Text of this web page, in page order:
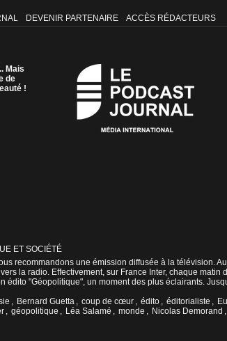
DEVENIR PARTENAIRE ACCÈS RÉDACTEURS
Mais
de
!
ET SOCIÉTÉ
recommandons une émission diffusée à la télévision.
la radio. Effectivement, sur France Inter, chaque matin
édito "Géopolitique", un moment des plus éclairants.
, Bernard Guetta , coup de cœur , édito , éditorialiste ,
, géopolitique , Léa Salamé , monde , Nicolas Demorand ,